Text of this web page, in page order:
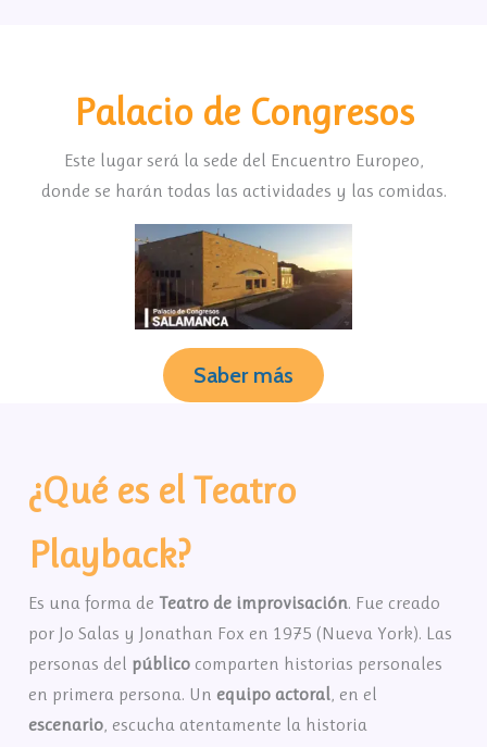
Palacio de Congresos
Este lugar será la sede del Encuentro Europeo,
donde se harán todas las actividades y las comidas.
Saber más
¿Qué es el Teatro
Playback?
Es una forma de Teatro de improvisación. Fue creado
por Jo Salas y Jonathan Fox en 1975 (Nueva York). Las
personas del públicocomparten historias personales
en primera persona. Un equipo actoral, en el
escenario, escucha atentamente la historia